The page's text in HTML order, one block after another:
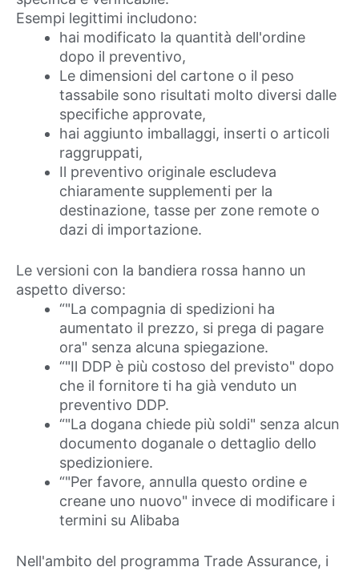
Esempi legittimi includono:
hai modificato la quantità dell'ordine
dopo il preventivo,
Le dimensioni del cartone o il peso
tassabile sono risultati molto diversi dalle
specifiche approvate,
hai aggiunto imballaggi, inserti o articoli
raggruppati,
Il preventivo originale escludeva
chiaramente supplementi per la
destinazione, tasse per zone remote o
dazi di importazione.
Le versioni con la bandiera rossa hanno un
aspetto diverso:
“"La compagnia di spedizioni ha
aumentato il prezzo, si prega di pagare
ora" senza alcuna spiegazione.
“"Il DDP è più costoso del previsto" dopo
che il fornitore ti ha già venduto un
preventivo DDP.
“"La dogana chiede più soldi" senza alcun
documento doganale o dettaglio dello
spedizioniere.
“"Per favore, annulla questo ordine e
creane uno nuovo" invece di modificare i
termini su Alibaba
Nell'ambito del programma Trade Assurance, i